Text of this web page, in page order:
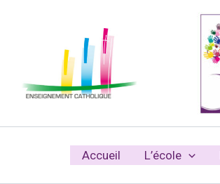
Accueil L’école